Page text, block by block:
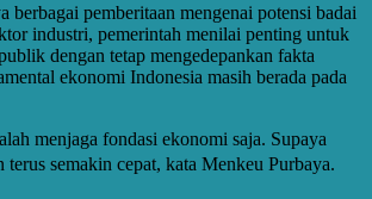
berbagai pemberitaan mengenai potensi badai
industri, pemerintah menilai penting untuk
dengan tetap mengedepankan fakta
ekonomi Indonesia masih berada pada
menjaga fondasi ekonomi saja. Supaya
semakin cepat, kata Menkeu Purbaya.